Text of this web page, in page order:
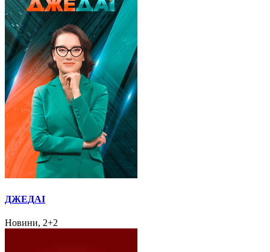
ДЖЕДАІ
Новини, 2+2